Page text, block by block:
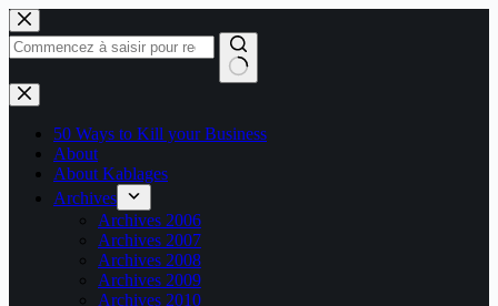
Passer
au
contenu
Aucun
résultat
50 Ways to Kill your Business
About
About Kablages
Archives
Archives 2006
Archives 2007
Archives 2008
Archives 2009
Archives 2010